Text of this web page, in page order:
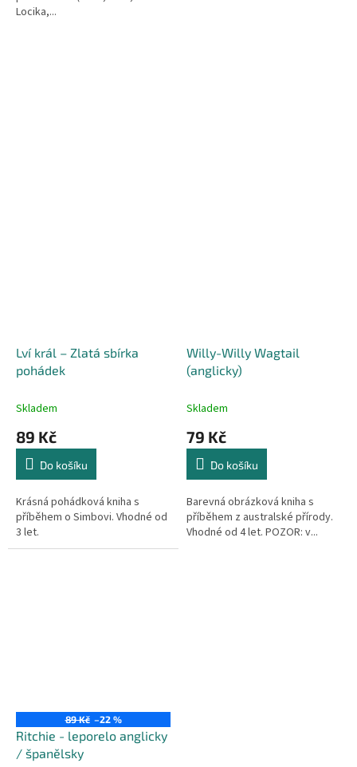
Locika,...
Lví král – Zlatá sbírka
pohádek
Skladem
89 Kč
Do košíku
Krásná pohádková kniha s
příběhem o Simbovi. Vhodné od
3 let.
Willy-Willy Wagtail
(anglicky)
Skladem
79 Kč
Do košíku
Barevná obrázková kniha s
příběhem z australské přírody.
Vhodné od 4 let. POZOR: v...
89 Kč –22 %
Ritchie - leporelo anglicky
/ španělsky